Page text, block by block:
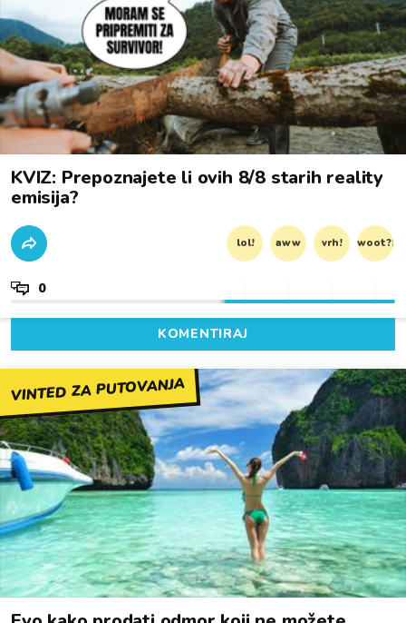
KVIZ: Prepoznajete li ovih 8/8 starih reality
emisija?
lol! aww vrh! woot?!
0
KOMENTIRAJ
VINTED ZA PUTOVANJA